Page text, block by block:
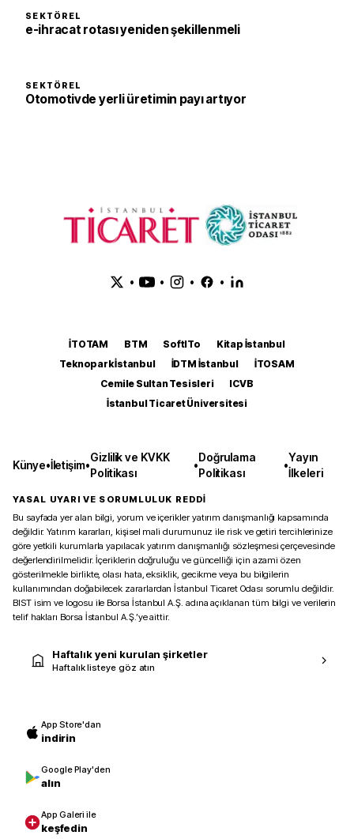
SEKTÖREL
e-ihracat rotası yeniden şekillenmeli
SEKTÖREL
Otomotivde yerli üretimin payı artıyor
• • • •
İTOTAM BTM SoftITo
Kitap İstanbul
Teknopark İstanbul
İDTM İstanbul
İTOSAM
Cemile Sultan Tesisleri
ICVB
İstanbul Ticaret Üniversitesi
Künye•İletişim•
Gizlilik ve KVKK
Politikası
•
Doğrulama
Politikası
•
Yayın
İlkeleri
YASAL UYARI VE SORUMLULUK REDDİ
Bu sayfada yer alan bilgi, yorum ve içerikler yatırım danışmanlığı kapsamında
değildir. Yatırım kararları, kişisel mali durumunuz ile risk ve getiri tercihlerinize
göre yetkili kurumlarla yapılacak yatırım danışmanlığı sözleşmesi çerçevesinde
değerlendirilmelidir. İçeriklerin doğruluğu ve güncelliği için azami özen
gösterilmekle birlikte, olası hata, eksiklik, gecikme veya bu bilgilerin
kullanımından doğabilecek zararlardan İstanbul Ticaret Odası sorumlu değildir.
BIST isim ve logosu ile Borsa İstanbul A.Ş. adına açıklanan tüm bilgi ve verilerin
telif hakları Borsa İstanbul A.Ş.’ye aittir.
Haftalık yeni kurulan şirketler
Haftalık listeye göz atın
App Store'dan
indirin
Google Play'den
alın
App Galeri ile
keşfedin